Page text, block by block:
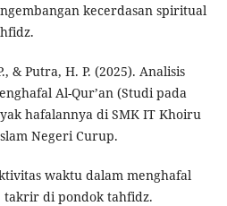
kecerdasan spiritual
& Putra, H. P. (2025). Analisis
Al-Qur’an (Studi pada
hafalannya di SMK IT Khoiru
Negeri Curup.
waktu dalam menghafal
takrir di pondok tahfidz.